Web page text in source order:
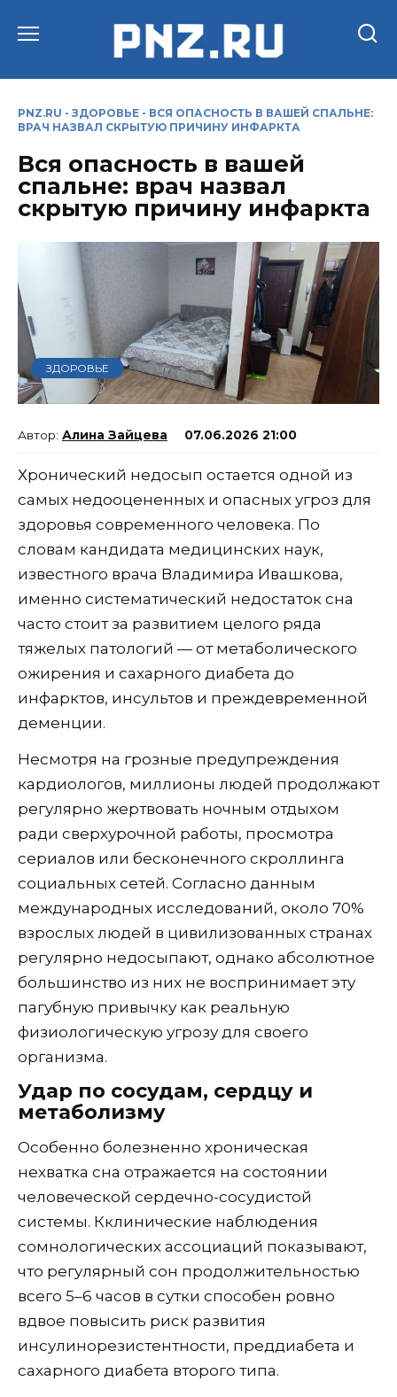
PNZ.RU - ЗДОРОВЬЕ - ВСЯ ОПАСНОСТЬ В ВАШЕЙ СПАЛЬНЕ:
ВРАЧ НАЗВАЛ СКРЫТУЮ ПРИЧИНУ ИНФАРКТА
Вся опасность в вашей
спальне: врач назвал
скрытую причину инфаркта
ЗДОРОВЬЕ
Алина Зайцева 07.06.2026 21:00
Хронический недосып остается одной из
самых недооцененных и опасных угроз для
здоровья современного человека. По
словам кандидата медицинских наук,
известного врача Владимира Ивашкова,
именно систематический недостаток сна
часто стоит за развитием целого ряда
тяжелых патологий — от метаболического
ожирения и сахарного диабета до
инфарктов, инсультов и преждевременной
деменции.
Несмотря на грозные предупреждения
кардиологов, миллионы людей продолжают
регулярно жертвовать ночным отдыхом
ради сверхурочной работы, просмотра
сериалов или бесконечного скроллинга
социальных сетей. Согласно данным
международных исследований, около 70%
взрослых людей в цивилизованных странах
регулярно недосыпают, однако абсолютное
большинство из них не воспринимает эту
пагубную привычку как реальную
физиологическую угрозу для своего
организма.
Удар по сосудам, сердцу и
метаболизму
Особенно болезненно хроническая
нехватка сна отражается на состоянии
человеческой сердечно-сосудистой
системы. Кклинические наблюдения
сомнологических ассоциаций показывают,
что регулярный сон продолжительностью
всего 5–6 часов в сутки способен ровно
вдвое повысить риск развития
инсулинорезистентности, преддиабета и
сахарного диабета второго типа.